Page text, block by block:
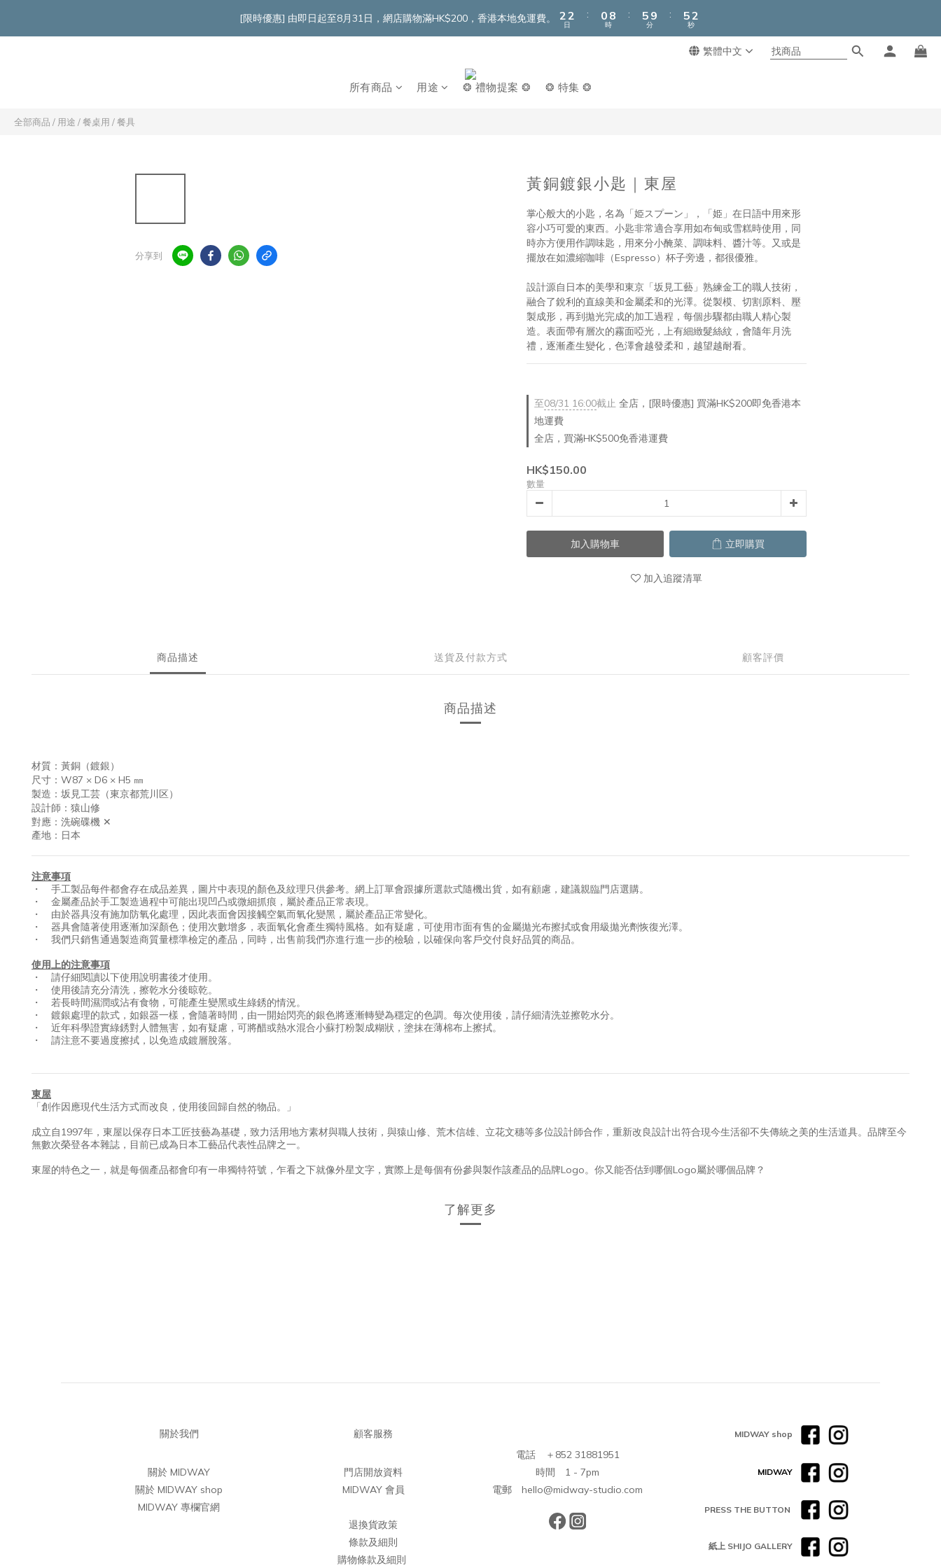
[限時優惠] 由即日起至8月31日，網店購物滿HK$200，香港本地免運費。
2
1
2
1
日
:
0 8
7
時
:
5
4
9
8
分
:
5
4
3
1
0
秒
繁體中文
所有商品 用途 ❂ 禮物提案 ❂ ❂ 特集 ❂
全部商品 / 用途 / 餐桌用 / 餐具
分享到
黃銅鍍銀小匙｜東屋
掌心般大的小匙，名為「姫スプーン」，「姫」在日語中用來形
容小巧可愛的東西。小匙非常適合享用如布甸或雪糕時使用，同
時亦方便用作調味匙，用來分小醃菜、調味料、醬汁等。又或是
擺放在如濃縮咖啡（Espresso）杯子旁邊，都很優雅。
設計源自日本的美學和東京「坂見工藝」熟練金工的職人技術，
融合了銳利的直線美和金屬柔和的光澤。從製模、切割原料、壓
製成形，再到拋光完成的加工過程，每個步驟都由職人精心製
造。表面帶有層次的霧面啞光，上有細緻髮絲紋，會隨年月洗
禮，逐漸產生變化，色澤會越發柔和，越望越耐看。
至08/31 16:00截止 全店，[限時優惠] 買滿HK$200即免香港本
地運費
全店，買滿HK$500免香港運費
HK$150.00
數量
加入購物車 立即購買
加入追蹤清單
商品描述 送貨及付款方式 顧客評價
商品描述
材質：黃銅（鍍銀）
尺寸：W87 × D6 × H5 ㎜
製造：坂見工芸（東京都荒川区）
設計師：猿山修
對應：洗碗碟機 ✕
產地：日本
注意事項
・ 手工製品每件都會存在成品差異，圖片中表現的顏色及紋理只供參考。網上訂單會跟據所選款式隨機出貨，如有顧慮，建議親臨門店選購。
・ 金屬產品於手工製造過程中可能出現凹凸或微細抓痕，屬於產品正常表現。
・ 由於器具沒有施加防氧化處理，因此表面會因接觸空氣而氧化變黑，屬於產品正常變化。
・ 器具會隨著使用逐漸加深顏色；使用次數增多，表面氧化會產生獨特風格。如有疑慮，可使用市面有售的金屬拋光布擦拭或食用級拋光劑恢復光澤。
・ 我們只銷售通過製造商質量標準檢定的產品，同時，出售前我們亦進行進一步的檢驗，以確保向客戶交付良好品質的商品。
使用上的注意事項
・ 請仔細閱讀以下使用說明書後才使用。
・ 使用後請充分清洗，擦乾水分後晾乾。
・ 若長時間濕潤或沾有食物，可能產生變黑或生綠銹的情況。
・ 鍍銀處理的款式，如銀器一樣，會隨著時間，由一開始閃亮的銀色將逐漸轉變為穩定的色調。每次使用後，請仔細清洗並擦乾水分。
・ 近年科學證實綠銹對人體無害，如有疑慮，可將醋或熱水混合小蘇打粉製成糊狀，塗抹在薄棉布上擦拭。
・ 請注意不要過度擦拭，以免造成鍍層脫落。
東屋
「創作因應現代生活方式而改良，使用後回歸自然的物品。」
成立自1997年，東屋以保存日本工匠技藝為基礎，致力活用地方素材與職人技術，與猿山修、荒木信雄、立花文穗等多位設計師合作，重新改良設計出符合現今生活卻不失傳統之美的生活道具。品牌至今
無數次榮登各本雜誌，目前已成為日本工藝品代表性品牌之一。
東屋的特色之一，就是每個產品都會印有一串獨特符號，乍看之下就像外星文字，實際上是每個有份參與製作該產品的品牌Logo。你又能否估到哪個Logo屬於哪個品牌？
了解更多
立即購買
關於我們
關於 MIDWAY
關於 MIDWAY shop
MIDWAY 專欄官網
顧客服務
門店開放資料
MIDWAY 會員
退換貨政策
條款及細則
購物條款及細則
電話 ＋852 31881951
時間 1 - 7pm
電郵 hello@midway-studio.com
MIDWAY shop
MIDWAY
PRESS THE BUTTON
紙上 SHIJO GALLERY